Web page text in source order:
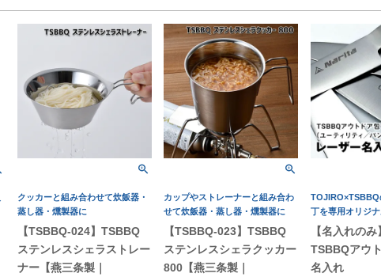
クッカーと組み合わせて炊飯器・
蒸し器・燻製器に
【TSBBQ-024】TSBBQ
ステンレスシェラストレー
ナー【燕三条製｜
カップやストレーナーと組み合わ
せて炊飯器・蒸し器・燻製器に
【TSBBQ-023】TSBBQ
ステンレスシェラクッカー
800【燕三条製｜
TOJIRO×TSBBQ
丁を専用オリジ
【名入れのみ】
TSBBQアウ
名入れ